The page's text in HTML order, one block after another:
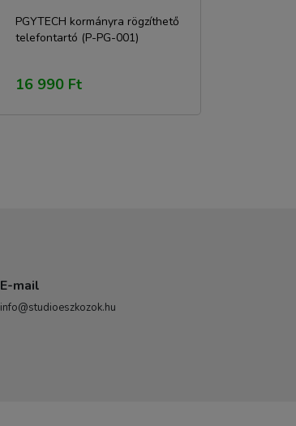
PGYTECH kormányra rögzíthető
telefontartó (P-PG-001)
16 990 Ft
E-mail
info@studioeszkozok.hu